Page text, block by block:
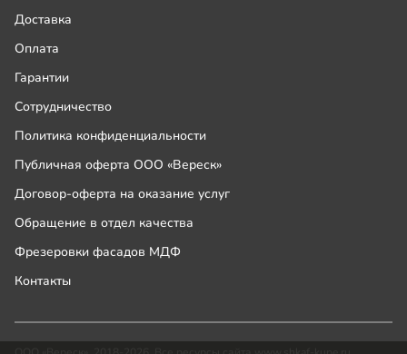
Доставка
Оплата
Гарантии
Сотрудничество
Политика конфиденциальности
Публичная оферта ООО «Вереск»
Договор-оферта на оказание услуг
Обращение в отдел качества
Фрезеровки фасадов МДФ
Контакты